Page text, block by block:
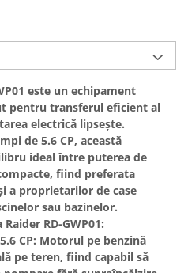
este un echipament
pentru transferul eficient al
electrică lipsește.
de 5.6 CP, această
ideal între puterea de
fiind preferata
a proprietarilor de case
sau bazinelor.
RD-GWP01:
CP: Motorul pe benzină
pe teren, fiind capabil să